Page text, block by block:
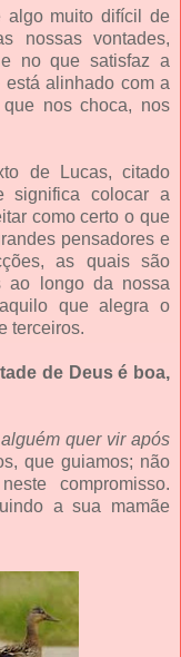
algo muito difícil de
nossas vontades,
no que satisfaz a
alinhado com a
nos choca, nos
de Lucas, citado
significa colocar a
como certo o que
pensadores e
as quais são
ao longo da nossa
que alegra o
terceiros.
de Deus é boa,
quer vir após
que guiamos; não
compromisso.
a sua mamãe